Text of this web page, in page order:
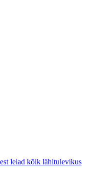
leiad kõik lähitulevikus